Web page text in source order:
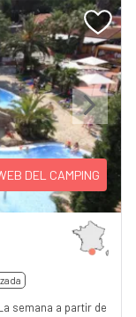
Next
DEL CAMPING
semana a partir de